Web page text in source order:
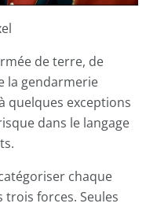
de terre, de
la gendarmerie
quelques exceptions
dans le langage
chaque
trois forces. Seules